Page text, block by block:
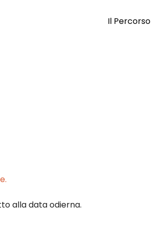
Il Percorso
alla data odierna.